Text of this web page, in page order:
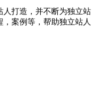
人打造，并不断为独立站
案例等，帮助独立站人